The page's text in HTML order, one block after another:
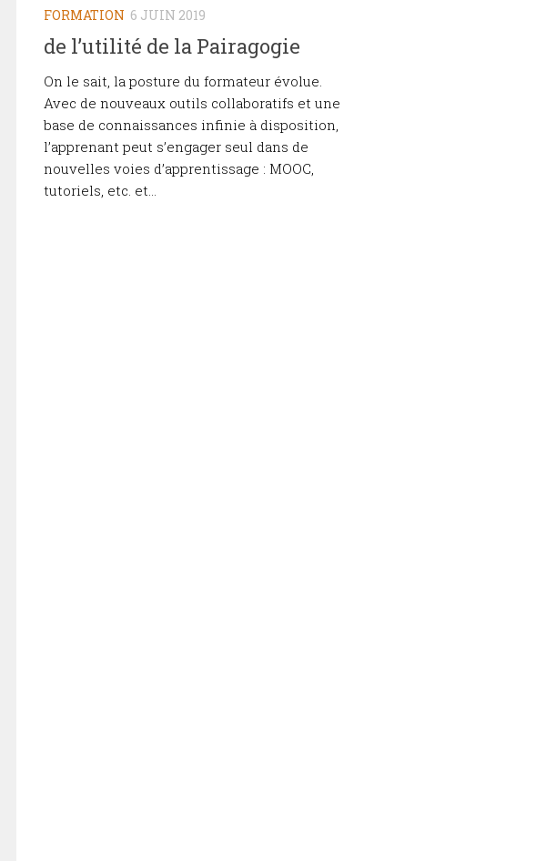
FORMATION 6 JUIN 2019
de l’utilité de la Pairagogie
On le sait, la posture du formateur évolue.
Avec de nouveaux outils collaboratifs et une
base de connaissances infinie à disposition,
l’apprenant peut s’engager seul dans de
nouvelles voies d’apprentissage : MOOC,
tutoriels, etc. et...